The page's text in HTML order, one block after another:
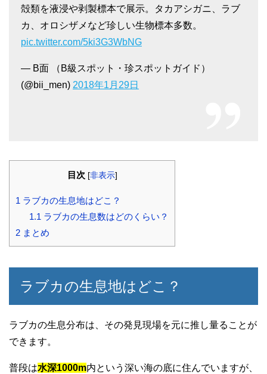
殻類を液浸や剥製標本で展示。タカアシガニ、ラブ
カ、オロシザメなど珍しい生物標本多数。
pic.twitter.com/5ki3G3WbNG
— B面 （B級スポット・珍スポットガイド）
(@bii_men) 2018年1月29日
目次 [非表示]
1 ラブカの生息地はどこ？
1.1 ラブカの生息数はどのくらい？
2 まとめ
ラブカの生息地はどこ？
ラブカの生息分布は、その発見現場を元に推し量ることが
できます。
普段は水深1000m内という深い海の底に住んでいますが、